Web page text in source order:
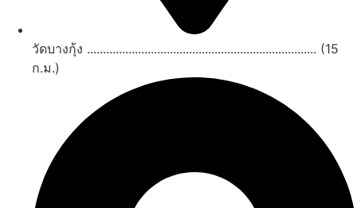
วัดบางกุ้ง ........................................................................ (15
ก.ม.)